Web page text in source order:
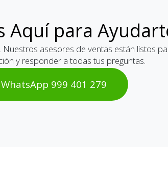
Aquí para
asesores de ventas están listos
y responder a todas tus preguntas.
WhatsAp​​​​p 999 401 2​​79